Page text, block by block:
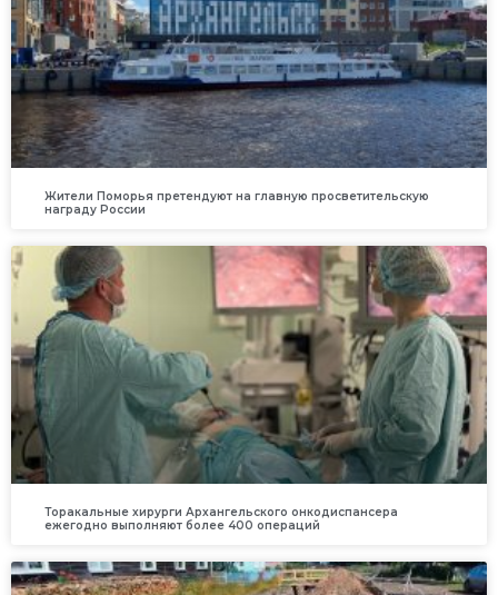
Жители Поморья претендуют на главную просветительскую
награду России
Торакальные хирурги Архангельского онкодиспансера
ежегодно выполняют более 400 операций